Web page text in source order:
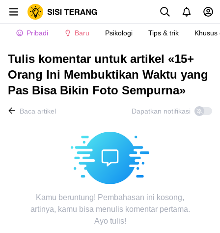
Pribadi Baru Psikologi Tips & trik Khusus
Tulis komentar untuk artikel «15+
Orang Ini Membuktikan Waktu yang
Pas Bisa Bikin Foto Sempurna»
Baca artikel Dapatkan notifikasi
Kamu beruntung! Pembahasan ini kosong,
artinya, kamu bisa menulis komentar pertama.
Ayo tulis!